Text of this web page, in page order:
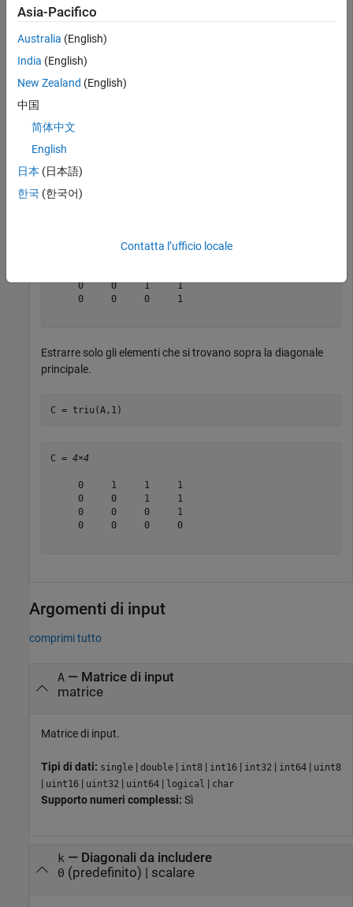
A = ones(4)
A = 4×4
     1     1     1     1
     1     1     1     1
     0     0     1     1
     0     0     0     1
Estrarre solo gli elementi che si trovano sopra la diagonale
principale.
C = triu(A,1)
C = 4×4
     0     1     1     1
     0     0     1     1
     0     0     0     1
     0     0     0     0
Argomenti di input
comprimi tutto
A— Matrice di input
matrice
Matrice di input.
Tipi di dati: single | double | int8 | int16 | int32 | int64 | uint8
| uint16 | uint32 | uint64 | logical | char
Supporto numeri complessi: Sì
k — Diagonali da includere
0 (predefinito) | scalare
Asia-Pacifico
Australia (English)
India (English)
New Zealand (English)
中国
简体中文
English
日本 (日本語)
한국 (한국어)
Contatta l’ufficio locale